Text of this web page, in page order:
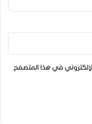
في هذا المتصفح